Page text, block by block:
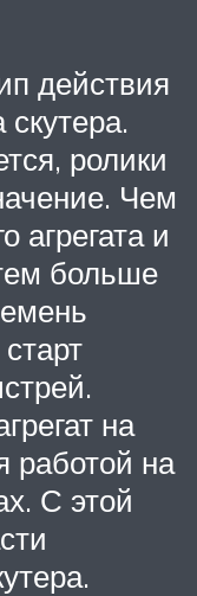
действия
ролики
Чем
агрегата и
больше
на
работой на
С этой